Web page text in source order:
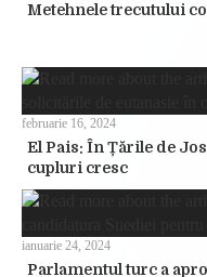
Metehnele trecutului
El Pais: În Țările de
cupluri cresc
februarie 16, 2024
Parlamentul turc a
ianuarie 24, 2024